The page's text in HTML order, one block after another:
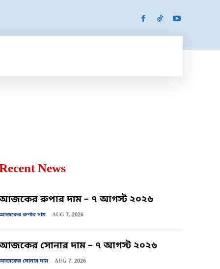
News
রুপার দাম – ৭ আগস্ট ২০২৬
রুপার দাম AUG 7, 2026
সোনার দাম – ৭ আগস্ট ২০২৬
সোনার দাম AUG 7, 2026